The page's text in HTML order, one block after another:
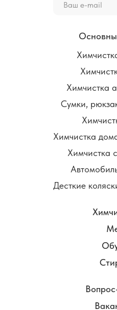
Химчистка
Сумки,
Химчистка
Химчистка
Десткие